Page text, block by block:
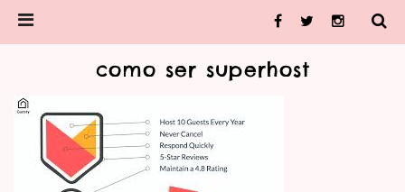
FacebookTwitter Instagram
como ser superhost